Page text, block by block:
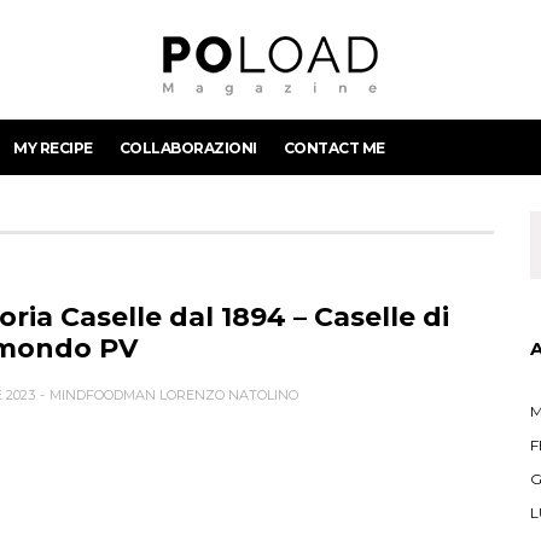
MY RECIPE COLLABORAZIONI CONTACT ME
Caselle dal 1894 – Caselle di
PV
2023 MINDFOODMAN LORENZO NATOLINO